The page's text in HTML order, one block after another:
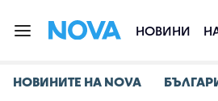
НОВИНИ
НОВИНИТЕ НА NOVA